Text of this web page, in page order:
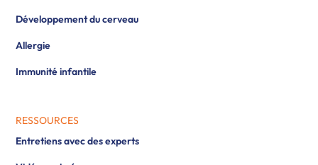
Développement du cerveau
Allergie
Immunité infantile
RESSOURCES
Entretiens avec des experts